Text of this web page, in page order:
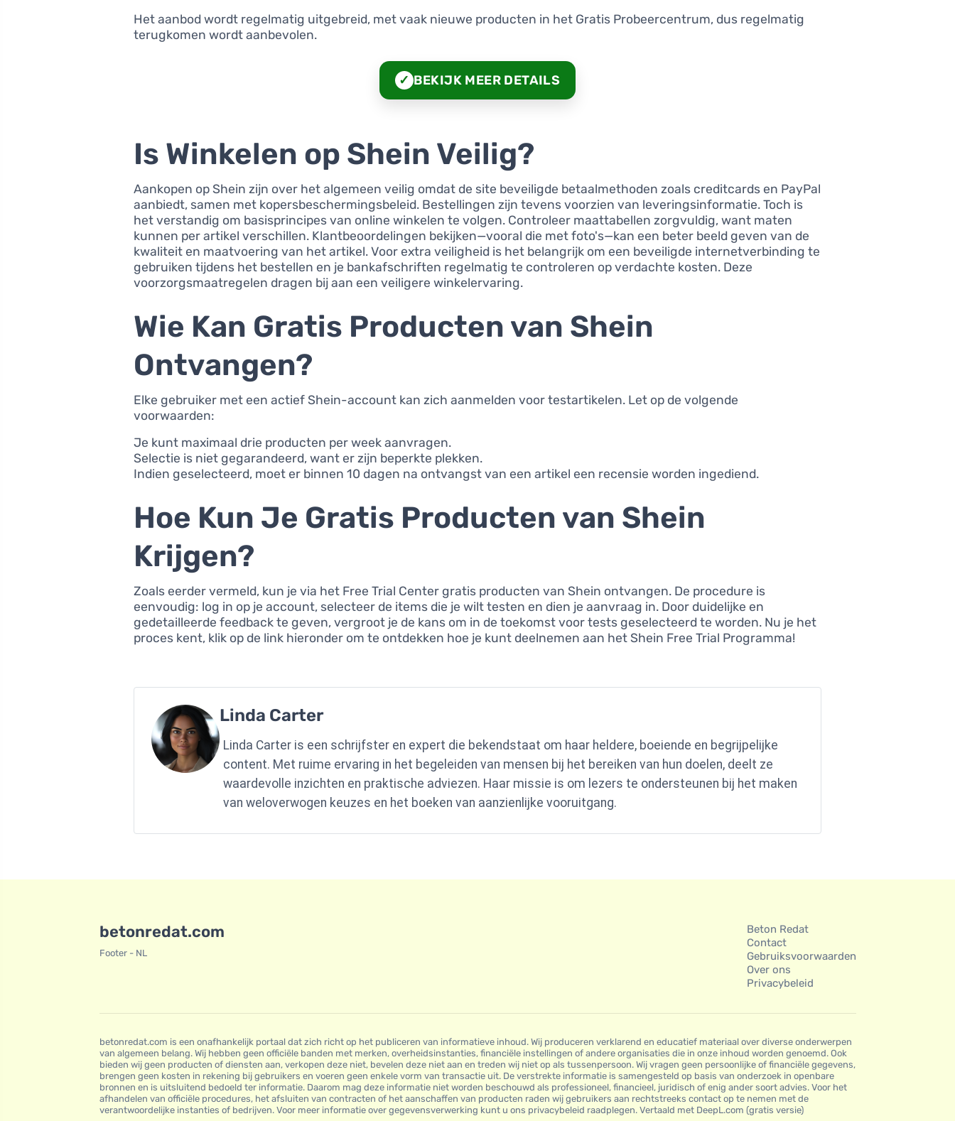
Het aanbod wordt regelmatig uitgebreid, met vaak nieuwe producten in het Gratis Probeercentrum, dus regelmatig
terugkomen wordt aanbevolen.
✓ BEKIJK MEER DETAILS
Is Winkelen op Shein Veilig?
Aankopen op Shein zijn over het algemeen veilig omdat de site beveiligde betaalmethoden zoals creditcards en PayPal
aanbiedt, samen met kopersbeschermingsbeleid. Bestellingen zijn tevens voorzien van leveringsinformatie. Toch is
het verstandig om basisprincipes van online winkelen te volgen. Controleer maattabellen zorgvuldig, want maten
kunnen per artikel verschillen. Klantbeoordelingen bekijken—vooral die met foto's—kan een beter beeld geven van de
kwaliteit en maatvoering van het artikel. Voor extra veiligheid is het belangrijk om een beveiligde internetverbinding te
gebruiken tijdens het bestellen en je bankafschriften regelmatig te controleren op verdachte kosten. Deze
voorzorgsmaatregelen dragen bij aan een veiligere winkelervaring.
Wie Kan Gratis Producten van Shein
Ontvangen?
Elke gebruiker met een actief Shein-account kan zich aanmelden voor testartikelen. Let op de volgende
voorwaarden:
Je kunt maximaal drie producten per week aanvragen.
Selectie is niet gegarandeerd, want er zijn beperkte plekken.
Indien geselecteerd, moet er binnen 10 dagen na ontvangst van een artikel een recensie worden ingediend.
Hoe Kun Je Gratis Producten van Shein
Krijgen?
Zoals eerder vermeld, kun je via het Free Trial Center gratis producten van Shein ontvangen. De procedure is
eenvoudig: log in op je account, selecteer de items die je wilt testen en dien je aanvraag in. Door duidelijke en
gedetailleerde feedback te geven, vergroot je de kans om in de toekomst voor tests geselecteerd te worden. Nu je het
proces kent, klik op de link hieronder om te ontdekken hoe je kunt deelnemen aan het Shein Free Trial Programma!
Linda Carter
Linda Carter is een schrijfster en expert die bekendstaat om haar heldere, boeiende en begrijpelijke
content. Met ruime ervaring in het begeleiden van mensen bij het bereiken van hun doelen, deelt ze
waardevolle inzichten en praktische adviezen. Haar missie is om lezers te ondersteunen bij het maken
van weloverwogen keuzes en het boeken van aanzienlijke vooruitgang.
betonredat.com
Footer - NL
Beton Redat
Contact
Gebruiksvoorwaarden
Over ons
Privacybeleid
betonredat.com is een onafhankelijk portaal dat zich richt op het publiceren van informatieve inhoud. Wij produceren verklarend en educatief materiaal over diverse onderwerpen
van algemeen belang. Wij hebben geen officiële banden met merken, overheidsinstanties, financiële instellingen of andere organisaties die in onze inhoud worden genoemd. Ook
bieden wij geen producten of diensten aan, verkopen deze niet, bevelen deze niet aan en treden wij niet op als tussenpersoon. Wij vragen geen persoonlijke of financiële gegevens,
brengen geen kosten in rekening bij gebruikers en voeren geen enkele vorm van transactie uit. De verstrekte informatie is samengesteld op basis van onderzoek in openbare
bronnen en is uitsluitend bedoeld ter informatie. Daarom mag deze informatie niet worden beschouwd als professioneel, financieel, juridisch of enig ander soort advies. Voor het
afhandelen van officiële procedures, het afsluiten van contracten of het aanschaffen van producten raden wij gebruikers aan rechtstreeks contact op te nemen met de
verantwoordelijke instanties of bedrijven. Voor meer informatie over gegevensverwerking kunt u ons privacybeleid raadplegen. Vertaald met DeepL.com (gratis versie)